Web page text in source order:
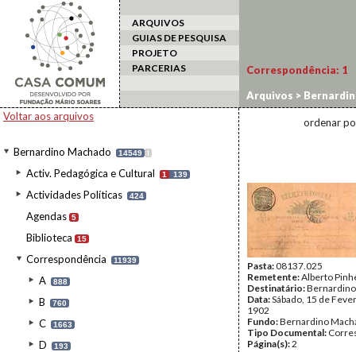
ARQUIVOS
GUIAS DE PESQUISA
PROJETO
PARCERIAS
Voltar aos arquivos
Bernardino Machado 14549 I
Activ. Pedagógica e Cultural 1 139
Actividades Políticas 424
Agendas 5
Biblioteca 15
Correspondência 11939
A 888
B 760
C 1663
D 193
Correspondência: 1
Arquivos >
ordenar
Pasta:08137.025
Remetente:Alberto
Destinatário:
Data:Sábado, 15 de
1902
Fundo:Bernardino
Tipo Documental:
Página(s):2